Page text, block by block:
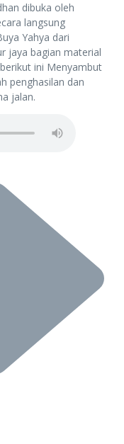
dibuka oleh
langsung
Yahya dari
jaya bagian material
ini Menyambut
penghasilan dan
jalan.